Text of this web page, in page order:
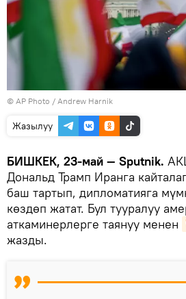
© AP Photo / Andrew Harnik
Жазылуу
БИШКЕК, 23-май — Sputnik.
Дональд Трамп Иранга
баш тартып, дипломатияга
көздөп жатат. Бул тууралуу
аткаминерлерге таянуу менен
жазды.